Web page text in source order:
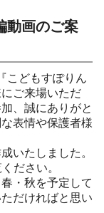
動画のご案
こどもすぽりん
ご来場いただ
、誠にありがと
表情や保護者様
いたしました。
ださい。
・秋を予定して
だければと思い